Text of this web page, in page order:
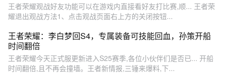
王者荣耀观战好友功能可以在游戏内直接看好友打比赛,顺... 王者荣
耀退出观战方法1、点击观战页面右上方的关闭按钮...
王者荣耀：李白梦回S4，专属装备可技能回血，孙策开船
时间翻倍
王者荣耀今天正式服更新进入S25赛季,各位小伙伴们是否已... 开船
时间翻倍,且不再会撞墙。王者新情报,三锤来爆料,下...